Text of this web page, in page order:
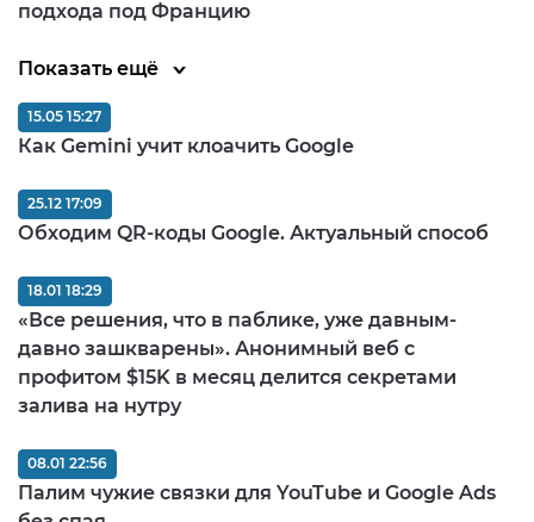
подхода под Францию
Показать ещё
Как Gemini учит клоачить Google
15.05 15:27
Обходим QR-коды Google. Актуальный способ
25.12 17:09
«Все решения, что в паблике, уже давным-
давно зашкварены». Анонимный веб с
профитом $15K в месяц делится секретами
залива на нутру
18.01 18:29
Палим чужие связки для YouTube и Google Ads
08.01 22:56